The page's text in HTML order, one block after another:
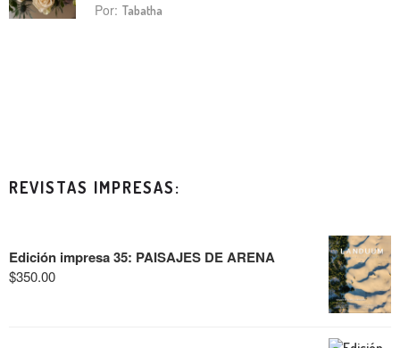
Por: Tabatha
REVISTAS IMPRESAS:
Edición impresa 35: PAISAJES DE ARENA
$350.00